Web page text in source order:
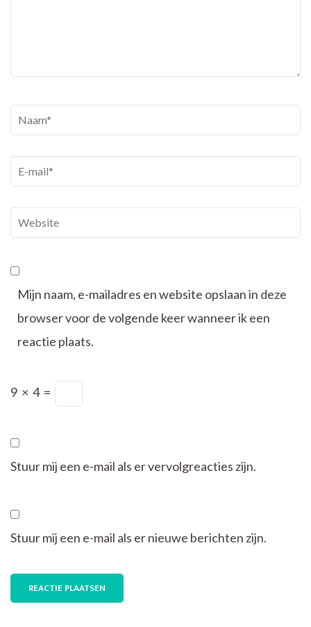
Naam*
E-
mail*
Website
Mijn naam, e-mailadres en website opslaan in deze
browser voor de volgende keer wanneer ik een
reactie plaats.
9 × 4 =
Stuur mij een e-mail als er vervolgreacties zijn.
Stuur mij een e-mail als er nieuwe berichten zijn.